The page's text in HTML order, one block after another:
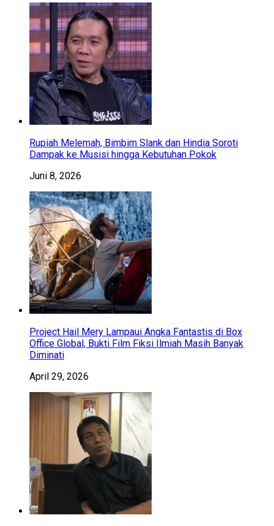
Rupiah Melemah, Bimbim Slank dan Hindia Soroti
Dampak ke Musisi hingga Kebutuhan Pokok
Juni 8, 2026
Project Hail Mery Lampaui Angka Fantastis di Box
Office Global, Bukti Film Fiksi Ilmiah Masih Banyak
Diminati
April 29, 2026